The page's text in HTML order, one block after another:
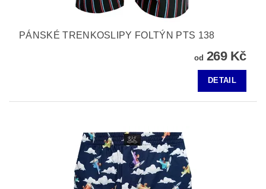
PÁNSKÉ TRENKOSLIPY FOLTÝN PTS 138
od 269 Kč
DETAIL